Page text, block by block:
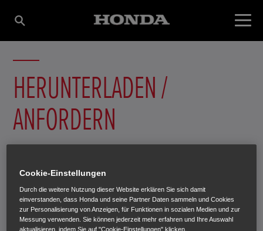
HERUNTERLADEN /
ANFORDERN
Wunschmodell. Sie können die e-Brochures online
betrachten, downloaden oder ausdrucken. Falls Sie es
vorziehen, Informationen über Honda lieber gedruckt in
der Hand zu halten, können Sie hier die entsprechenden
Cookie-Einstellungen
Durch die weitere Nutzung dieser Website erklären Sie sich damit
einverstanden, dass Honda und seine Partner Daten sammeln und Cookies
zur Personalisierung von Anzeigen, für Funktionen in sozialen Medien und zur
Messung verwenden. Sie können jederzeit mehr erfahren und Ihre Auswahl
aktualisieren, indem Sie auf "Cookie-Einstellungen" klicken.